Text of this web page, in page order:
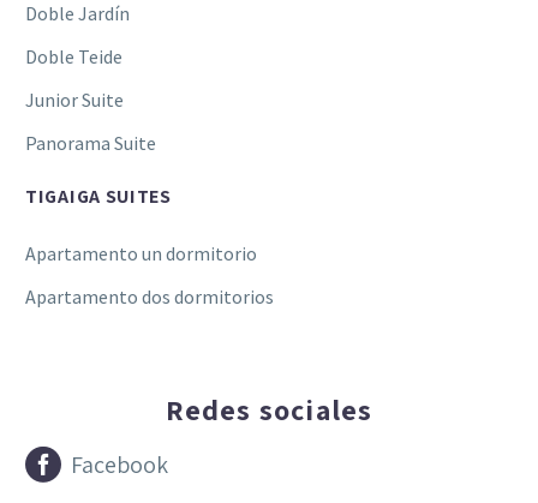
Doble Jardín
Doble Teide
Junior Suite
Panorama Suite
TIGAIGA SUITES
Apartamento un dormitorio
Apartamento dos dormitorios
Redes sociales

 Facebook